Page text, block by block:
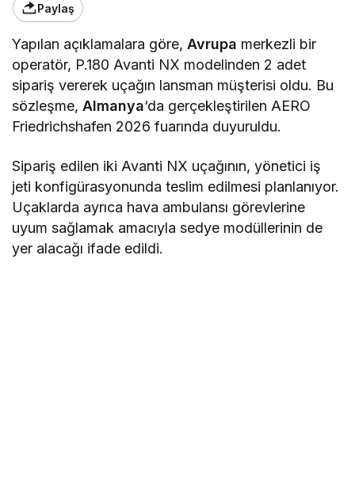
Paylaş
Yapılan açıklamalara göre,Avrupa merkezli bir
operatör, P.180 Avanti NX modelinden 2 adet
sipariş vererek uçağın lansman müşterisi oldu. Bu
sözleşme,Almanya‘da gerçekleştirilen AERO
Friedrichshafen 2026 fuarında duyuruldu.
Sipariş edilen iki Avanti NX uçağının, yönetici iş
jeti konfigürasyonunda teslim edilmesi planlanıyor.
Uçaklarda ayrıca hava ambulansı görevlerine
uyum sağlamak amacıyla sedye modüllerinin de
yer alacağı ifade edildi.